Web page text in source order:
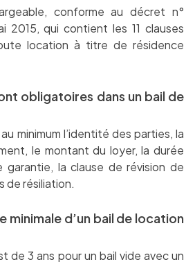
conforme au décret n°
2015, qui contient les 11 clauses
location à titre de résidence
obligatoires dans un bail de
minimum l’identité des parties, la
le montant du loyer, la durée
la clause de révision de
de résiliation.
minimale d’un bail de location
de 3 ans pour un bail vide avec un